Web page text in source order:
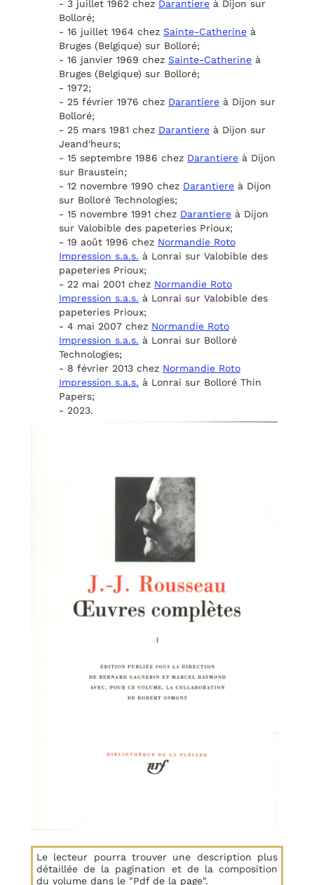
- 3 juillet 1962 chez Darantiere à Dijon sur
Bolloré;
- 16 juillet 1964 chez Sainte-Catherine à
Bruges (Belgique) sur Bolloré;
- 16 janvier 1969 chez Sainte-Catherine à
Bruges (Belgique) sur Bolloré;
- 1972;
- 25 février 1976 chez Darantiere à Dijon sur
Bolloré;
- 25 mars 1981 chez Darantiere à Dijon sur
Jeand'heurs;
- 15 septembre 1986 chez Darantiere à Dijon
sur Braustein;
- 12 novembre 1990 chez Darantiere à Dijon
sur Bolloré Technologies;
- 15 novembre 1991 chez Darantiere à Dijon
sur Valobible des papeteries Prioux;
- 19 août 1996 chez Normandie Roto
Impression s.a.s. à Lonrai sur Valobible des
papeteries Prioux;
- 22 mai 2001 chez Normandie Roto
Impression s.a.s. à Lonrai sur Valobible des
papeteries Prioux;
- 4 mai 2007 chez Normandie Roto
Impression s.a.s. à Lonrai sur Bolloré
Technologies;
- 8 février 2013 chez Normandie Roto
Impression s.a.s. à Lonrai sur Bolloré Thin
Papers;
- 2023.
Le lecteur pourra trouver une description plus
détaillée de la pagination et de la composition
du volume dans le "Pdf de la page".